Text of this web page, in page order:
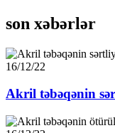
son xəbərlər
16/12/22
Akril təbəqənin